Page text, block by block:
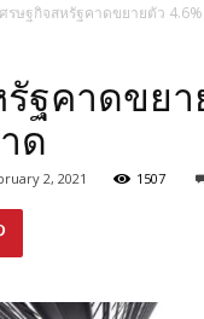
ศรษฐกิจสหรัฐคาดขยายตัว
รัฐคาดขย
ด
2, 2021 1507